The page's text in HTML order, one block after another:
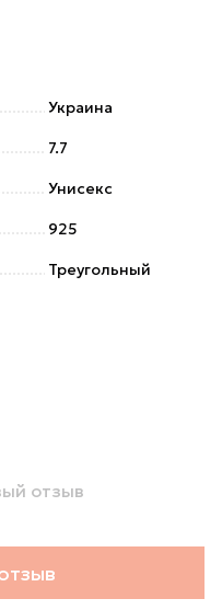
Украина
7.7
Унисекс
925
Треугольный
отзыв